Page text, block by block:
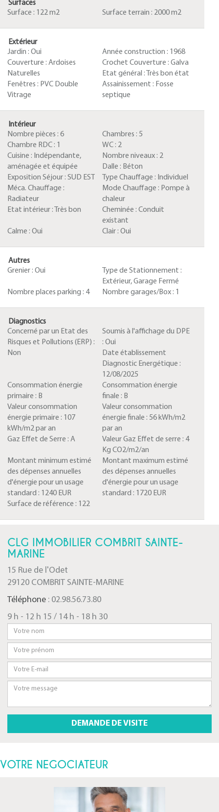
Surfaces
Surface : 122 m2 Surface terrain : 2000 m2
Extérieur
Jardin : Oui Année construction : 1968
Couverture : Ardoises
Naturelles
Crochet Couverture : Galva
Etat général :
Très bon état
Fenêtres : PVC Double
Vitrage
Assainissement : Fosse
septique
Intérieur
Nombre pièces : 6 Chambres : 5
Chambre RDC : 1 WC : 2
Cuisine : Indépendante,
aménagée et équipée
Nombre niveaux : 2
Dalle : Béton
Exposition Séjour : SUD EST Type Chauffage : Individuel
Méca. Chauffage :
Radiateur
Mode Chauffage : Pompe à
chaleur
Etat intérieur :
Très bon Cheminée : Conduit
existant
Calme : Oui Clair : Oui
Autres
Grenier : Oui
Type de Stationnement :
Extérieur, Garage Fermé
Nombre places parking : 4 Nombre garages/Box : 1
Diagnostics
Concerné par un Etat des
Risques et Pollutions (ERP) :
Non
Soumis à l'affichage du DPE
: Oui
Date établissement
Diagnostic Energétique :
12/08/2025
Consommation énergie
primaire : B
Consommation énergie
finale : B
Valeur consommation
énergie primaire : 107
kWh/m2 par an
Valeur consommation
énergie finale : 56 kWh/m2
par an
Gaz Effet de Serre : A Valeur Gaz Effet de serre : 4
Kg CO2/m2/an
Montant minimum estimé
des dépenses annuelles
d'énergie pour un usage
standard : 1240 EUR
Montant maximum estimé
des dépenses annuelles
d'énergie pour un usage
standard : 1720 EUR
Surface de référence : 122
CLG IMMOBILIER COMBRIT SAINTE-
MARINE
15 Rue de l'Odet
29120 COMBRIT SAINTE-MARINE
Téléphone : 02.98.56.73.80
9 h - 12 h 15 / 14 h - 18 h 30
VOTRE NEGOCIATEUR